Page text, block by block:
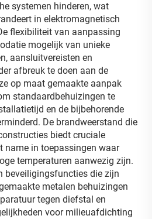
systemen hinderen, wat
in elektromagnetisch
flexibiliteit van aanpassing
mogelijk van unieke
aansluitvereisten en
afbreuk te doen aan de
op maat gemaakte aanpak
standaardbehuizingen te
en de bijbehorende
De brandweerstand die
biedt cruciale
name in toepassingen waar
temperaturen aanwezig zijn.
beveiligingsfuncties die zijn
metalen behuizingen
tegen diefstal en
voor milieuafdichting